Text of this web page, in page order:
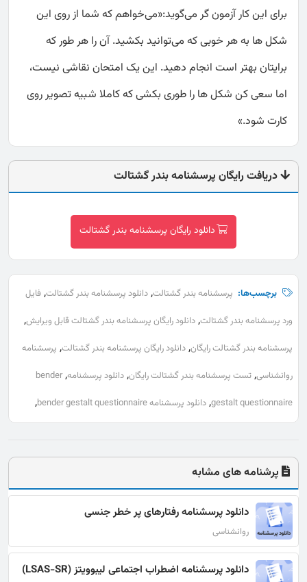
برای این کار آزمون گر می‌گوید:«می‌خواهم که شما از روی این
شکل‌ ها به هر خوبی که می‌توانید بکشید. آن را هر طور که
برایتان بهتر است انجام دهید. این یک امتحان نقاشی نیست،
اما سعی کن شکل ‌ها را طوری بکشی که کاملا شبیه تصویر روی
کارت شود.»
دریافت رایگان پرسشنامه بندر گشتالت
دانلود رایگان پرسشنامه بندر گشتالت
برچسب‌ها: پرسشنامه بندر گشتالت, دانلود پرسشنامه بندر گشتالت, فایل
ورد پرسشنامه بندر گشتالت, دانلود رایگان پرسشنامه بندر گشتالت قابل ویرایش,
پرسشنامه بندر گشتالت رایگان, دانلود رایگان پرسشنامه بندر گشتالت, پرسشنامه
روانشناسی, تست پرسشنامه بندر گشتالت رایگان, دانلود پرسشنامه,
bender
gestalt questionnaire
, دانلود پرسشنامه bender gestalt questionnaire ,
پرشنامه های مشابه
دانلود پرسشنامه رفتارهای پر خطر جنسی
روانشناسی
دانلود پرسشنامه اضطراب اجتماعی لیبوویتز (LSAS-SR)